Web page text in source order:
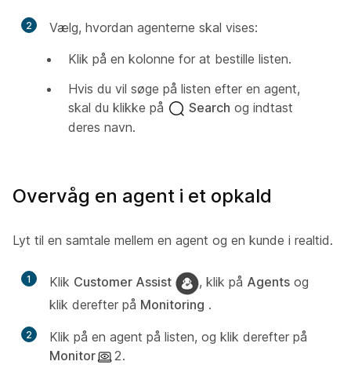
2
Vælg, hvordan agenterne skal vises:
Klik på en kolonne for at bestille listen.
Hvis du vil søge på listen efter en agent,
skal du klikke på
Search og indtast
deres navn.
Overvåg en agent i et opkald
Lyt til en samtale mellem en agent og en kunde i realtid.
1 Klik Customer Assist , klik på Agents og
klik derefter på Monitoring .
2
Klik på en agent på listen, og klik derefter på
Monitor
2.